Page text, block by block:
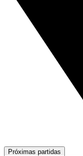
Próximas partidas